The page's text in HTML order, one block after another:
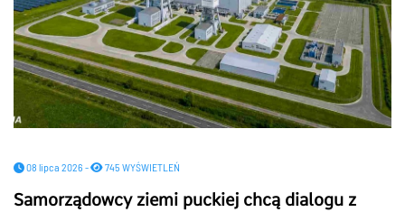
08 lipca 2026 - 745 WYŚWIETLEŃ
Samorządowcy ziemi puckiej chcą dialogu z